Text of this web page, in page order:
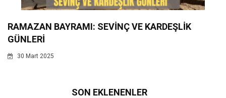
RAMAZAN BAYRAMI: SEVİNÇ VE KARDEŞLİK
GÜNLERİ
30 Mart 2025
SON EKLENENLER